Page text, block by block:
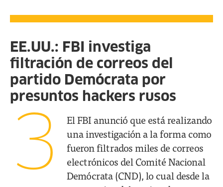
EE.UU.: FBI investiga
filtración de correos del
partido Demócrata por
presuntos hackers rusos
3
El FBI anunció que está realizando
una investigación a la forma como
fueron filtrados miles de correos
electrónicos del Comité Nacional
Demócrata (CND), lo cual desde la